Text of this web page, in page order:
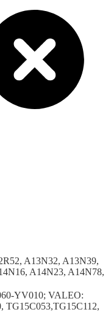
A13N32, A13N39,
A14N23, A14N78,
YV010; VALEO:
TG15C053,TG15C112,